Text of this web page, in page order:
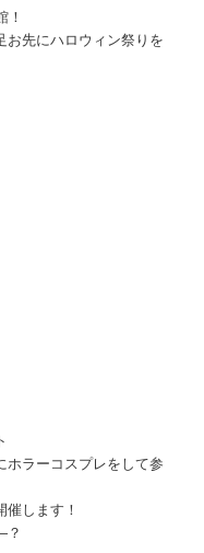
！
お先にハロウィン祭りを
ホラーコスプレをして参
します！